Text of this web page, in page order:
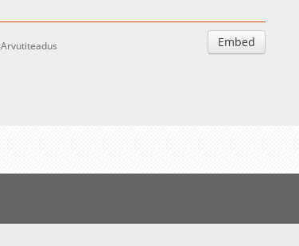
Embed
Arvutiteadus